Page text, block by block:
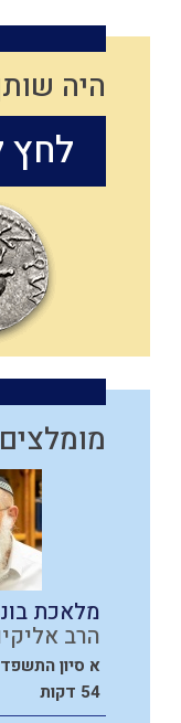
היה
לחץ
מומלצים
מלאכת
הרב
א סיון התשפד
54 דקות